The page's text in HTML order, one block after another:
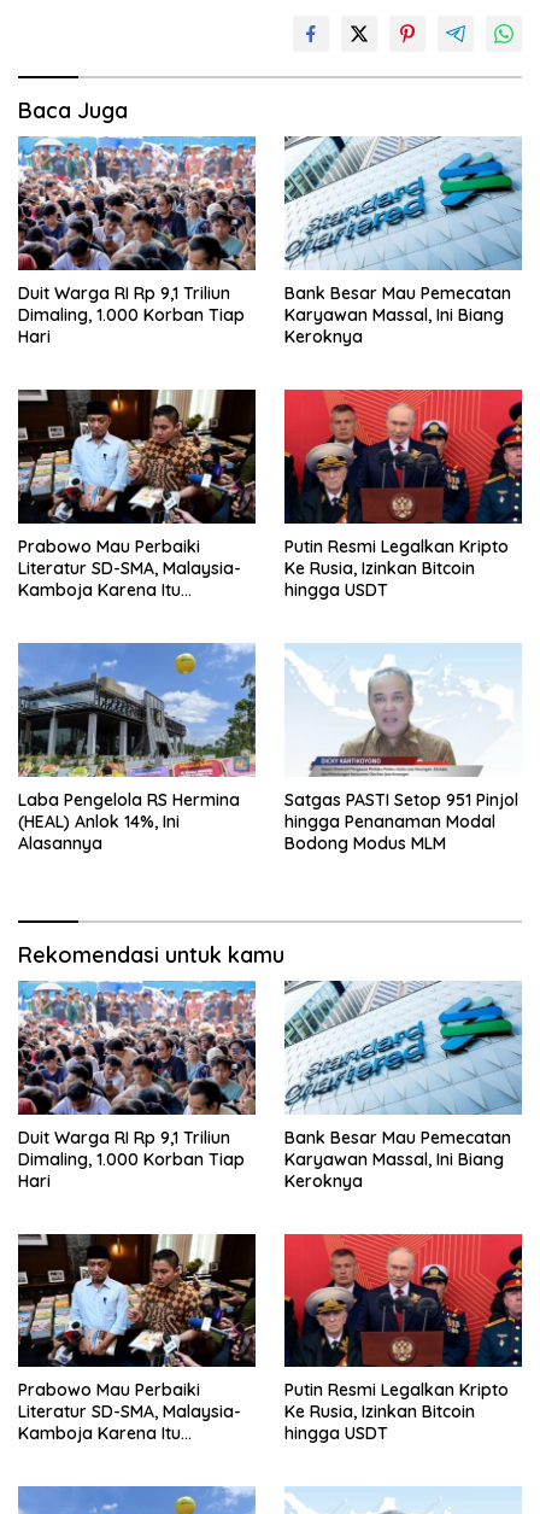
Baca Juga
Duit Warga RI Rp 9,1 Triliun
Dimaling, 1.000 Korban Tiap
Hari
Bank Besar Mau Pemecatan
Karyawan Massal, Ini Biang
Keroknya
Prabowo Mau Perbaiki
Literatur SD-SMA, Malaysia-
Kamboja Karena Itu
Putin Resmi Legalkan Kripto
Ke Rusia, Izinkan Bitcoin
hingga USDT
Laba Pengelola RS Hermina
(HEAL) Anlok 14%, Ini
Alasannya
Satgas PASTI Setop 951 Pinjol
hingga Penanaman Modal
Bodong Modus MLM
Rekomendasi untuk kamu
Duit Warga RI Rp 9,1 Triliun
Dimaling, 1.000 Korban Tiap
Hari
Bank Besar Mau Pemecatan
Karyawan Massal, Ini Biang
Keroknya
Prabowo Mau Perbaiki
Literatur SD-SMA, Malaysia-
Kamboja Karena Itu
Putin Resmi Legalkan Kripto
Ke Rusia, Izinkan Bitcoin
hingga USDT